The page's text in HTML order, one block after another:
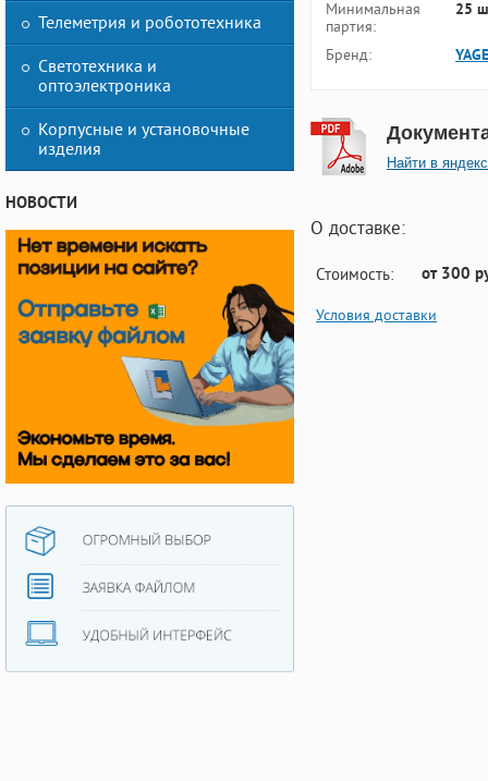
Телеметрия и робототехника
Светотехника и
оптоэлектроника
Корпусные и установочные
изделия
НОВОСТИ
Минимальная
партия:
25
Бренд:
Найти в яндекс
О доставке:
Стоимость: от 300
Условия доставки